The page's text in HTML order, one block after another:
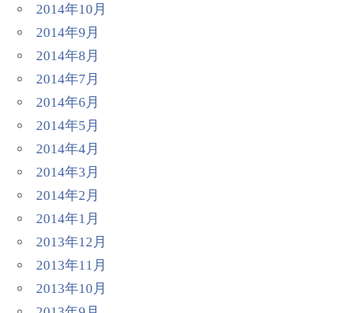
2014年10月
2014年9月
2014年8月
2014年7月
2014年6月
2014年5月
2014年4月
2014年3月
2014年2月
2014年1月
2013年12月
2013年11月
2013年10月